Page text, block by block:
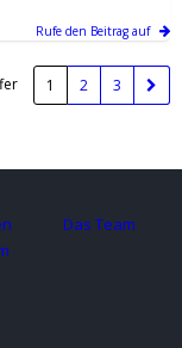
Rufe den Beitrag auf
1 2 3
Das Team